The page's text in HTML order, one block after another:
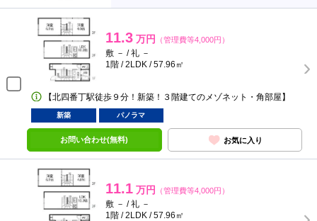
11.3 万円 （管理費等4,000円）
敷 － / 礼 －
1階 / 2LDK / 57.96㎡
【北四番丁駅徒歩９分！新築！３階建てのメゾネット・角部屋】
新築 パノラマ
お問い合わせ(無料) お気に入り
11.1 万円 （管理費等4,000円）
敷 － / 礼 －
1階 / 2LDK / 57.96㎡